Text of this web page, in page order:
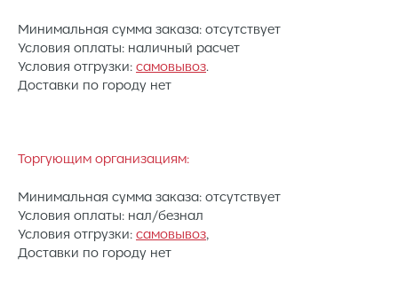
Минимальная сумма заказа: отсутствует
Условия оплаты: наличный расчет
Условия отгрузки: самовывоз.
Доставки по городу нет
Торгующим организациям:
Минимальная сумма заказа: отсутствует
Условия оплаты: нал/безнал
Условия отгрузки: самовывоз,
Доставки по городу нет